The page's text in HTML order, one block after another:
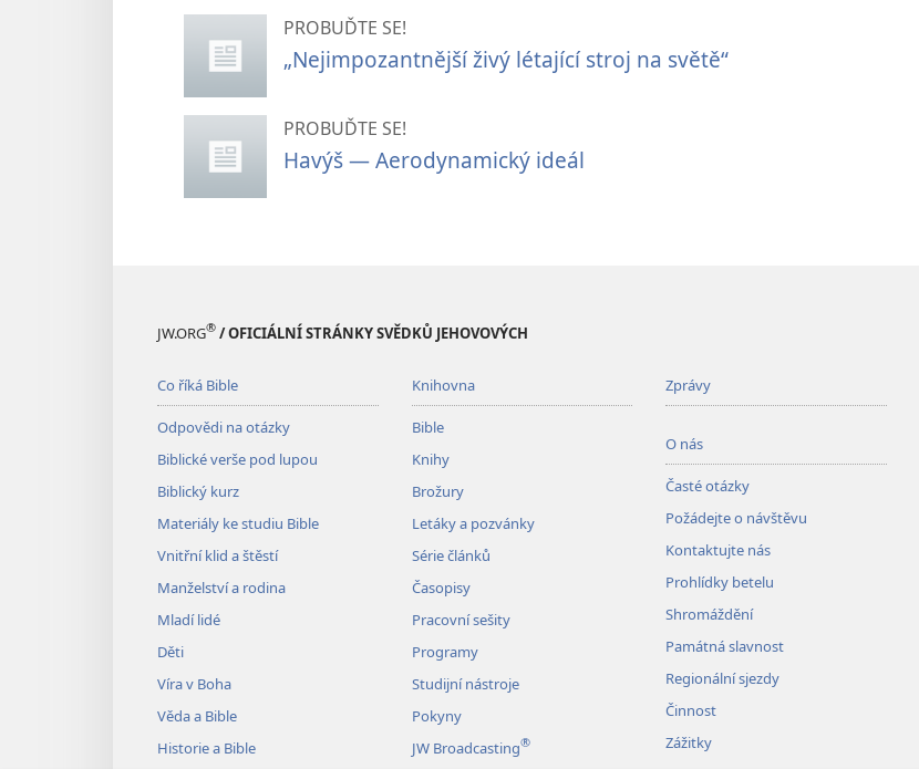
PROBUĎTE SE!
„Nejimpozantnější živý létající stroj na světě“
PROBUĎTE SE!
Havýš — Aerodynamický ideál
JW.ORG® / OFICIÁLNÍ STRÁNKY SVĚDKŮ JEHOVOVÝCH
Co říká Bible
Odpovědi na otázky
Biblické verše pod lupou
Biblický kurz
Materiály ke studiu Bible
Vnitřní klid a štěstí
Manželství a rodina
Mladí lidé
Děti
Víra v Boha
Věda a Bible
Historie a Bible
Knihovna
Bible
Knihy
Brožury
Letáky a pozvánky
Série článků
Časopisy
Pracovní sešity
Programy
Studijní nástroje
Pokyny
JW Broadcasting®
Zprávy
O nás
Časté otázky
Požádejte o návštěvu
Kontaktujte nás
Prohlídky betelu
Shromáždění
Památná slavnost
Regionální sjezdy
Činnost
Zážitky